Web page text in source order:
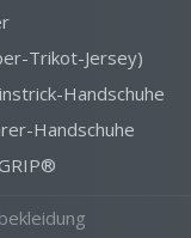
Trikot-Jersey)
Handschuhe
Handschuhe